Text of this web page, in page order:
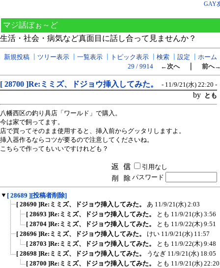
GAY
マジ話ぼぉ～ど
生活・社会・病気など真面目に話し合って見ませんか？
新規投稿 ツリー表示 一覧表示 トピック表示 検索 設定
ホーム
29 / 9914
←次へ｜ 前へ
[ 28700 ]Re:ミミズ、ドジョウ挿入してみた。 - 11/9/21(水) 22:20 -
by とも
八幡西区の釣り具店「ワールド」で購入。
今は家で飼ってます。
店で買ってそのまま使用すると、挿入前からグッタリしますよ。
挿入器作るならコツが要るので注意してくださいね。
こちらで作ってもいいですけれども？
引用なし
パスワード
▼ [ 28689 ][投稿者削除]
[ 28690 ]Re:ミミズ、ドジョウ挿入してみた。
あ 11/9/21(水) 2:03
[ 28693 ]Re:ミミズ、ドジョウ挿入してみた。
とも 11/9/21(水) 3:56
[ 28704 ]Re:ミミズ、ドジョウ挿入してみた。
とも 11/9/22(木) 9:51
[ 28696 ]Re:ミミズ、ドジョウ挿入してみた。
けい 11/9/21(水) 11:57
[ 28703 ]Re:ミミズ、ドジョウ挿入してみた。
とも 11/9/22(木) 9:48
[ 28698 ]Re:ミミズ、ドジョウ挿入してみた。
うなぎ 11/9/21(水) 18:05
[ 28700 ]Re:ミミズ、ドジョウ挿入してみた。
とも 11/9/21(水) 22:20